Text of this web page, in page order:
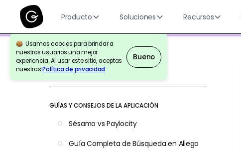
Producto Soluciones Recursos
Usamos cookies para brindar a
nuestros usuarios una mejor
experiencia. Al usar este sitio, aceptas
nuestrasPolítica de privacidad.
Bueno
Volver a la Referencia
GUÍAS Y CONSEJOS DE LA APLICACIÓN
Sésamo vs Paylocity
Guía Completa de Búsqueda en Allego